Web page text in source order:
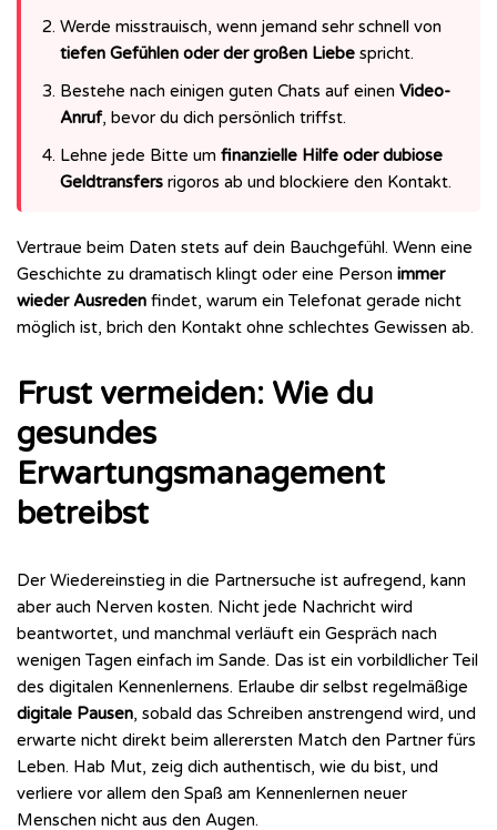
Werde misstrauisch, wenn jemand sehr schnell von
tiefen Gefühlen oder der großen Liebe spricht.
Bestehe nach einigen guten Chats auf einen Video-
Anruf, bevor du dich persönlich triffst.
Lehne jede Bitte um finanzielle Hilfe oder dubiose
Geldtransfers rigoros ab und blockiere den Kontakt.
Vertraue beim Daten stets auf dein Bauchgefühl. Wenn eine
Geschichte zu dramatisch klingt oder eine Person immer
wieder Ausreden findet, warum ein Telefonat gerade nicht
möglich ist, brich den Kontakt ohne schlechtes Gewissen ab.
Frust vermeiden: Wie du
gesundes
Erwartungsmanagement
betreibst
Der Wiedereinstieg in die Partnersuche ist aufregend, kann
aber auch Nerven kosten. Nicht jede Nachricht wird
beantwortet, und manchmal verläuft ein Gespräch nach
wenigen Tagen einfach im Sande. Das ist ein vorbildlicher Teil
des digitalen Kennenlernens. Erlaube dir selbst regelmäßige
digitale Pausen, sobald das Schreiben anstrengend wird, und
erwarte nicht direkt beim allerersten Match den Partner fürs
Leben. Hab Mut, zeig dich authentisch, wie du bist, und
verliere vor allem den Spaß am Kennenlernen neuer
Menschen nicht aus den Augen.